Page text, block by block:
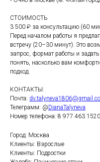
СТОИМОСТЬ
3 500 ₽ за консультацию (60
Перед началом работы я
встречу (20–30 минут). Это
запрос, формат работы и
понять, насколько вам
подход.
КОНТАКТЫ:
Почта:
Телеграмм: @DianaTalyneva
Номер телефона: 8 977 463 1520
Город: Москва
Клиенты: Взрослые
Клиенты: Подростки